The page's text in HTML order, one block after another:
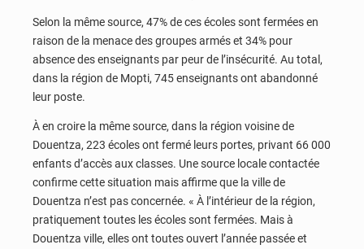
Selon la même source, 47% de ces écoles sont fermées en
raison de la menace des groupes armés et 34% pour
absence des enseignants par peur de l’insécurité. Au total,
dans la région de Mopti, 745 enseignants ont abandonné
leur poste.
À en croire la même source, dans la région voisine de
Douentza, 223 écoles ont fermé leurs portes, privant 66 000
enfants d’accès aux classes. Une source locale contactée
confirme cette situation mais affirme que la ville de
Douentza n’est pas concernée. « À l’intérieur de la région,
pratiquement toutes les écoles sont fermées. Mais à
Douentza ville, elles ont toutes ouvert l’année passée et